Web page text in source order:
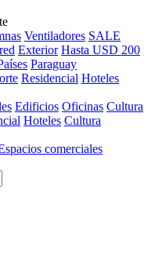
Ventiladores SALE
Exterior Hasta USD 200
Paraguay
Residencial Hoteles
Edificios Oficinas Cultura
Hoteles Cultura
comerciales